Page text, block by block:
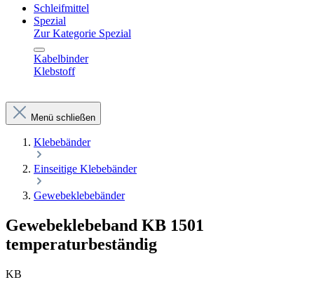
Schleifmittel
Spezial
Zur Kategorie Spezial
Kabelbinder
Klebstoff
Menü schließen
Klebebänder
Einseitige Klebebänder
Gewebeklebebänder
Gewebeklebeband KB 1501
temperaturbeständig
KB